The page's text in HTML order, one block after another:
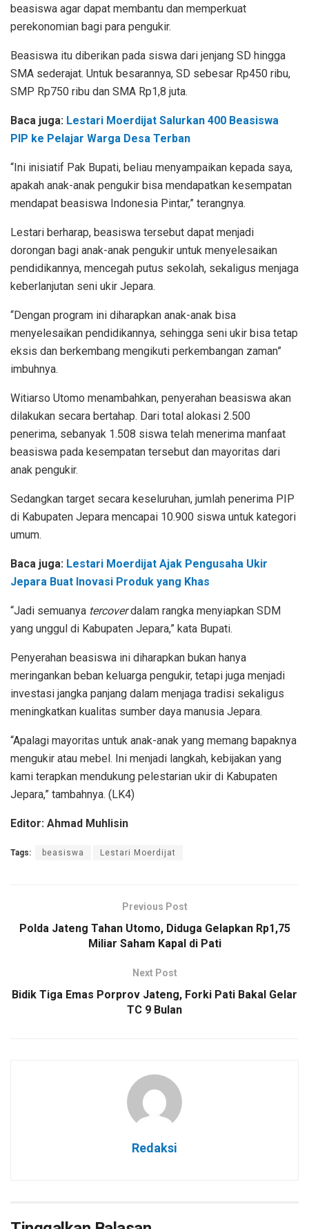
beasiswa agar dapat membantu dan memperkuat
perekonomian bagi para pengukir.
Beasiswa itu diberikan pada siswa dari jenjang SD hingga
SMA sederajat. Untuk besarannya, SD sebesar Rp450 ribu,
SMP Rp750 ribu dan SMA Rp1,8 juta.
Baca juga: Lestari Moerdijat Salurkan 400 Beasiswa
PIP ke Pelajar Warga Desa Terban
“Ini inisiatif Pak Bupati, beliau menyampaikan kepada saya,
apakah anak-anak pengukir bisa mendapatkan kesempatan
mendapat beasiswa Indonesia Pintar,” terangnya.
Lestari berharap, beasiswa tersebut dapat menjadi
dorongan bagi anak-anak pengukir untuk menyelesaikan
pendidikannya, mencegah putus sekolah, sekaligus menjaga
keberlanjutan seni ukir Jepara.
“Dengan program ini diharapkan anak-anak bisa
menyelesaikan pendidikannya, sehingga seni ukir bisa tetap
eksis dan berkembang mengikuti perkembangan zaman”
imbuhnya.
Witiarso Utomo menambahkan, penyerahan beasiswa akan
dilakukan secara bertahap. Dari total alokasi 2.500
penerima, sebanyak 1.508 siswa telah menerima manfaat
beasiswa pada kesempatan tersebut dan mayoritas dari
anak pengukir.
Sedangkan target secara keseluruhan, jumlah penerima PIP
di Kabupaten Jepara mencapai 10.900 siswa untuk kategori
umum.
Baca juga: Lestari Moerdijat Ajak Pengusaha Ukir
Jepara Buat Inovasi Produk yang Khas
“Jadi semuanya tercoverdalam rangka menyiapkan SDM
yang unggul di Kabupaten Jepara,” kata Bupati.
Penyerahan beasiswa ini diharapkan bukan hanya
meringankan beban keluarga pengukir, tetapi juga menjadi
investasi jangka panjang dalam menjaga tradisi sekaligus
meningkatkan kualitas sumber daya manusia Jepara.
“Apalagi mayoritas untuk anak-anak yang memang bapaknya
mengukir atau mebel. Ini menjadi langkah, kebijakan yang
kami terapkan mendukung pelestarian ukir di Kabupaten
Jepara,” tambahnya. (LK4)
Editor: Ahmad Muhlisin
Tags: beasiswa Lestari Moerdijat
Previous Post
Polda Jateng Tahan Utomo, Diduga Gelapkan Rp1,75
Miliar Saham Kapal di Pati
Next Post
Bidik Tiga Emas Porprov Jateng, Forki Pati Bakal Gelar
TC 9 Bulan
Redaksi